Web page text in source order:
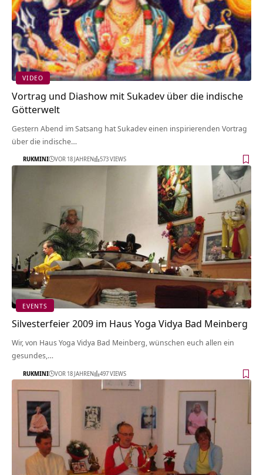
VIDEO
Vortrag und Diashow mit Sukadev über die indische
Götterwelt
Gestern Abend im Satsang hat Sukadev einen inspirierenden Vortrag
über die indische…
RUKMINI VOR 18 JAHREN 573 VIEWS
EVENTS
Silvesterfeier 2009 im Haus Yoga Vidya Bad Meinberg
Wir, von Haus Yoga Vidya Bad Meinberg, wünschen euch allen ein
gesundes,…
RUKMINI VOR 18 JAHREN 497 VIEWS